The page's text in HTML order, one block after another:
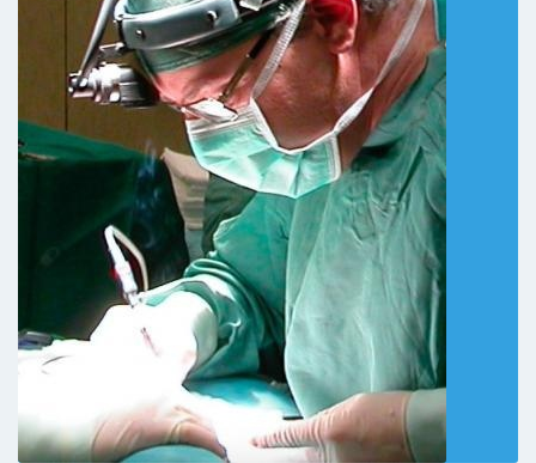
Il Prof. Graziano Longo é un Eccelenza della
Sanità Italiana. Il suo curriculum non ha
bisogno di recensioni. Il Prof. ha qualità
umane notevoli, ad iniziare dal fatto che
viene direttamente lui dal suo studio a
prenderti in sala attesa. E lo fa a fine visita
riaccompagnandoti fuori. Inoltre, è molto
attento ad ascoltare, e ad ogni dubbio ti
spiega in maniera semplice, sia la malattia, sia
il trattamento o eventuale intervento e il
post. Io venivo da una precedente malattia
Oncologica, ed ero molto spaventato da un
nuovo tipo di malattia, ma con pazienza e
parole semplici, mi ha tranquillizzato e
questo sicuramente influirà positivamente
nell'affrontare l'intervento al quale sarò